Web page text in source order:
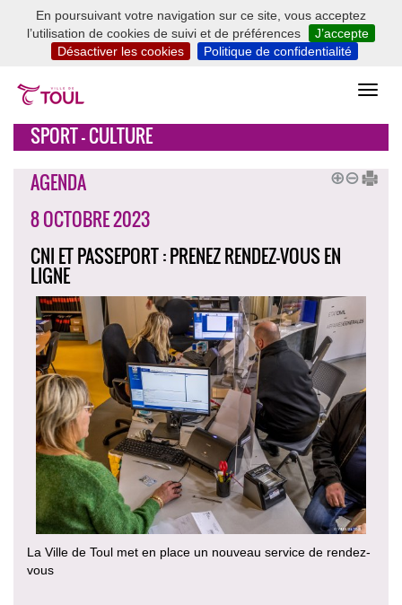
En poursuivant votre navigation sur ce site, vous acceptez
l’utilisation de cookies de suivi et de préférences
J’accepte
Désactiver les cookies
Politique de confidentialité
SPORT - CULTURE
AGENDA
8 OCTOBRE 2023
CNI ET PASSEPORT : PRENEZ RENDEZ-VOUS EN
LIGNE
La Ville de Toul met en place un nouveau service de rendez-
vous